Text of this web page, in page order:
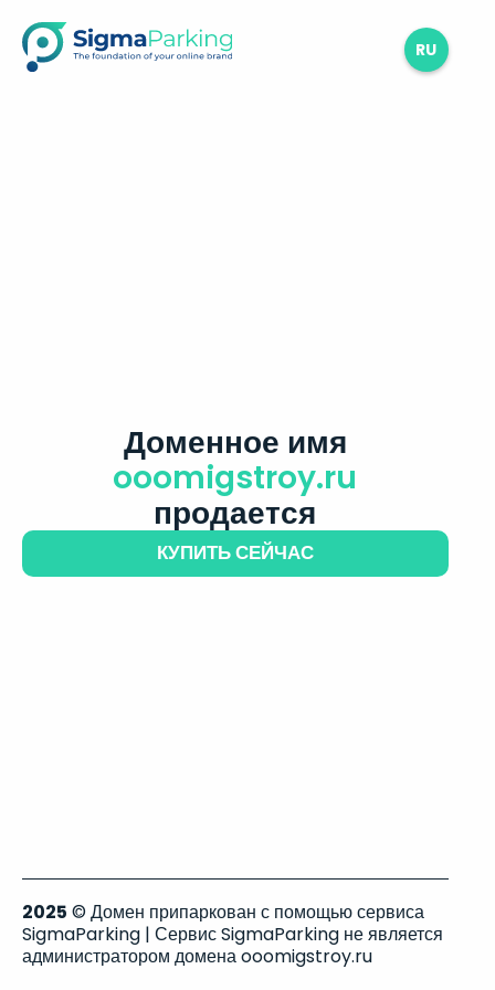
RU
Доменное имя
ooomigstroy.ru
продается
КУПИТЬ СЕЙЧАС
2025 © Домен припаркован с помощью сервиса
SigmaParking | Сервис SigmaParking не является
администратором домена ooomigstroy.ru